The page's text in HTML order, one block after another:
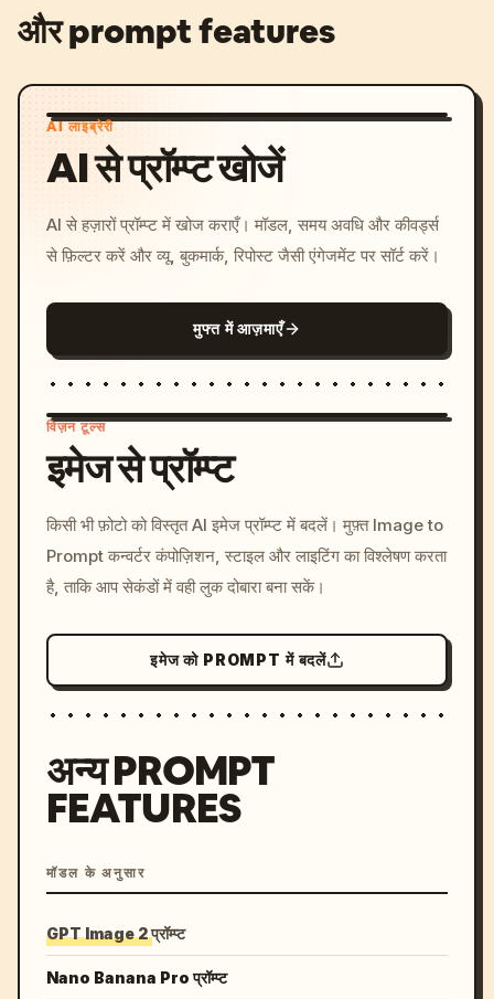
और prompt features
AI लाइब्रेरी
AI से प्रॉम्प्ट खोजें
AI से हज़ारों प्रॉम्प्ट में खोज कराएँ। मॉडल, समय अवधि और कीवर्ड्स
से फ़िल्टर करें और व्यू, बुकमार्क, रिपोस्ट जैसी एंगेजमेंट पर सॉर्ट करें।
मुफ्त में आज़माएँ
c, cyberpunk sunset, neon
colors, 8k --v 6.0
विज़न टूल्स
इमेज से प्रॉम्प्ट
किसी भी फ़ोटो को विस्तृत AI इमेज प्रॉम्प्ट में बदलें। मुफ़्त Image to
Prompt कन्वर्टर कंपोज़िशन, स्टाइल और लाइटिंग का विश्लेषण करता
है, ताकि आप सेकंडों में वही लुक दोबारा बना सकें।
इमेज को PROMPT में बदलें
अन्य PROMPT
FEATURES
मॉडल के अनुसार
GPT Image 2 प्रॉम्प्ट
Nano Banana Pro प्रॉम्प्ट